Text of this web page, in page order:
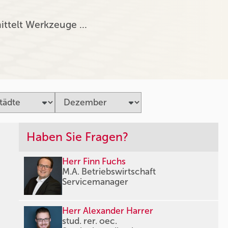
Werkzeuge …
Haben Sie Fragen?
Herr Finn Fuchs
M.A. Betriebswirtschaft
Servicemanager
Herr Alexander Harrer
stud. rer. oec.